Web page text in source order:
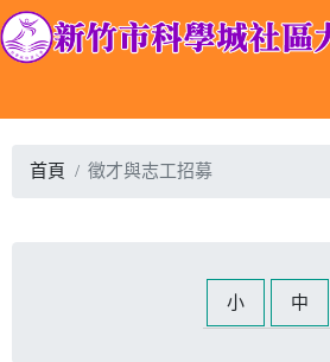
首頁 徵才與志工招募
小 中